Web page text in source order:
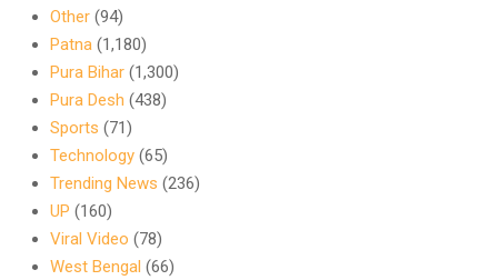
Other (94)
Patna (1,180)
Pura Bihar (1,300)
Pura Desh (438)
Sports (71)
Technology (65)
Trending News (236)
UP (160)
Viral Video (78)
West Bengal (66)